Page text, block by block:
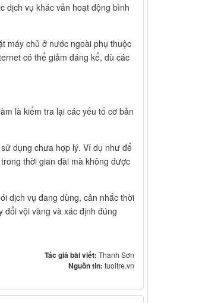
dịch vụ khác vẫn hoạt động bình
máy chủ ở nước ngoài phụ thuộc
có thể giảm đáng kể, dù các
là kiểm tra lại các yếu tố cơ bản
dụng chưa hợp lý. Ví dụ như để
thời gian dài mà không được
dịch vụ đang dùng, cân nhắc thời
vội vàng và xác định đúng
Tác giả bài viết: Thanh Sơn
Nguồn tin: tuoitre.vn